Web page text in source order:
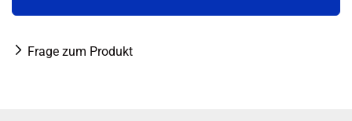
Frage zum Produkt